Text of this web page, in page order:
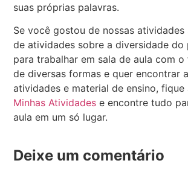
suas próprias palavras.
Se você gostou de nossas
de atividades sobre a diversidade do
para trabalhar em sala de aula com o
de diversas formas e quer encontrar
atividades e material de ensino, fique
Minhas Atividades e encontre tudo
aula em um só lugar.
Deixe um comentário